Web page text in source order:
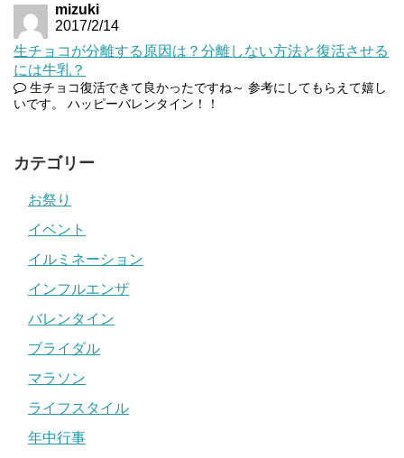
mizuki
2017/2/14
生チョコが分離する原因は？分離しない方法と復活させる
には牛乳？
生チョコ復活できて良かったですね～ 参考にしてもらえて嬉し
いです。 ハッピーバレンタイン！！
カテゴリー
お祭り
イベント
イルミネーション
インフルエンザ
バレンタイン
ブライダル
マラソン
ライフスタイル
年中行事